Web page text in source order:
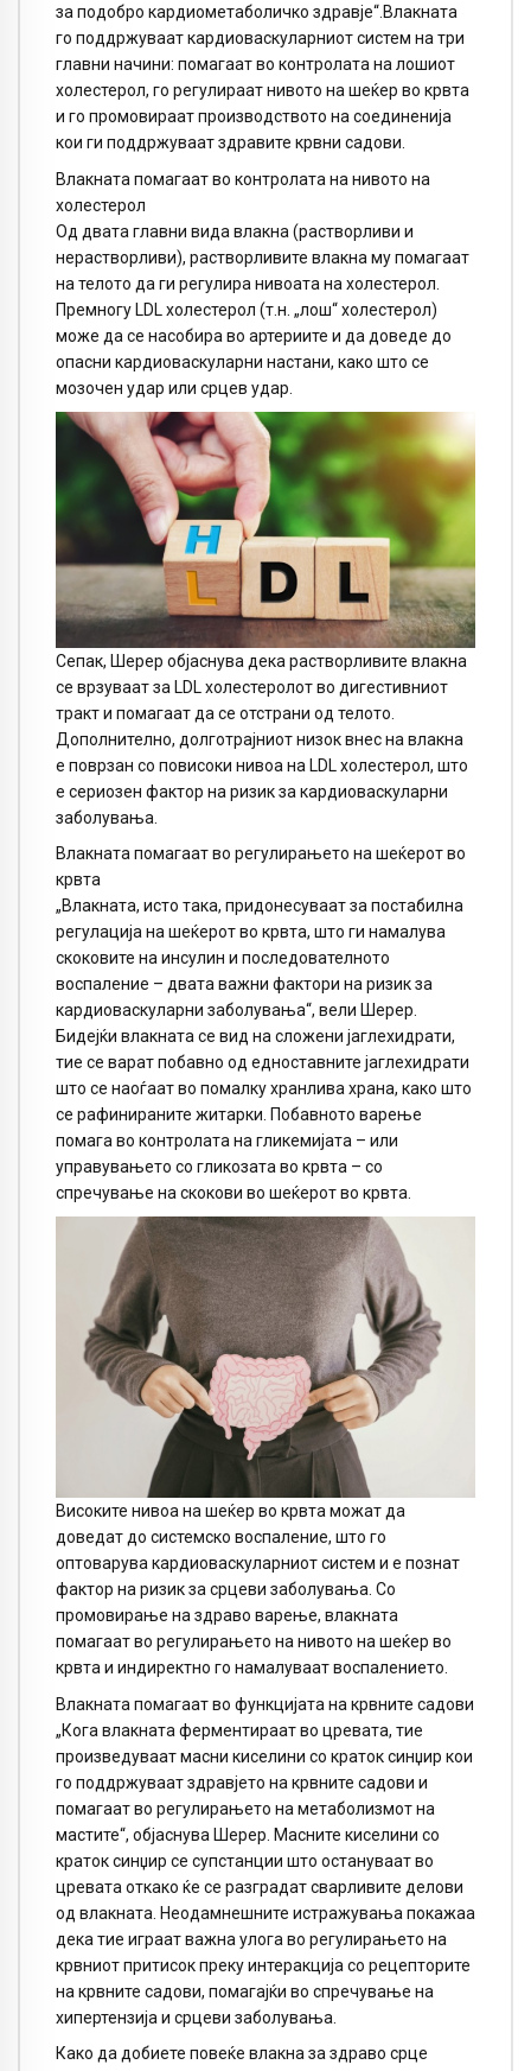
за подобро кардиометаболичко здравје“.Влакната
го поддржуваат кардиоваскуларниот систем на три
главни начини: помагаат во контролата на лошиот
холестерол, го регулираат нивото на шеќер во крвта
и го промовираат производството на соединенија
кои ги поддржуваат здравите крвни садови.
Влакната помагаат во контролата на нивото на
холестерол
Од двата главни вида влакна (растворливи и
нерастворливи), растворливите влакна му помагаат
на телото да ги регулира нивоата на холестерол.
Премногу LDL холестерол (т.н. „лош“ холестерол)
може да се насобира во артериите и да доведе до
опасни кардиоваскуларни настани, како што се
мозочен удар или срцев удар.
Сепак, Шерер објаснува дека растворливите влакна
се врзуваат за LDL холестеролот во дигестивниот
тракт и помагаат да се отстрани од телото.
Дополнително, долготрајниот низок внес на влакна
е поврзан со повисоки нивоа на LDL холестерол, што
е сериозен фактор на ризик за кардиоваскуларни
заболувања.
Влакната помагаат во регулирањето на шеќерот во
крвта
„Влакната, исто така, придонесуваат за постабилна
регулација на шеќерот во крвта, што ги намалува
скоковите на инсулин и последователното
воспаление – двата важни фактори на ризик за
кардиоваскуларни заболувања“, вели Шерер.
Бидејќи влакната се вид на сложени јаглехидрати,
тие се варат побавно од едноставните јаглехидрати
што се наоѓаат во помалку хранлива храна, како што
се рафинираните житарки. Побавното варење
помага во контролата на гликемијата – или
управувањето со гликозата во крвта – со
спречување на скокови во шеќерот во крвта.
Високите нивоа на шеќер во крвта можат да
доведат до системско воспаление, што го
оптоварува кардиоваскуларниот систем и е познат
фактор на ризик за срцеви заболувања. Со
промовирање на здраво варење, влакната
помагаат во регулирањето на нивото на шеќер во
крвта и индиректно го намалуваат воспалението.
Влакната помагаат во функцијата на крвните садови
„Кога влакната ферментираат во цревата, тие
произведуваат масни киселини со краток синџир кои
го поддржуваат здравјето на крвните садови и
помагаат во регулирањето на метаболизмот на
мастите“, објаснува Шерер. Масните киселини со
краток синџир се супстанции што остануваат во
цревата откако ќе се разградат сварливите делови
од влакната. Неодамнешните истражувања покажаа
дека тие играат важна улога во регулирањето на
крвниот притисок преку интеракција со рецепторите
на крвните садови, помагајќи во спречување на
хипертензија и срцеви заболувања.
Како да добиете повеќе влакна за здраво срце